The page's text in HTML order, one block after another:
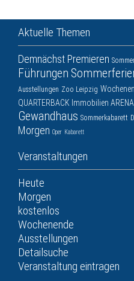
Aktuelle Themen
Demnächst Premieren
Führungen
Ausstellungen Zoo Leipzig
QUARTERBACK Immobilien ARENA
Gewandhaus Sommerkabarett
Morgen Oper Kabarett
Veranstaltungen
Heute
Morgen
kostenlos
Wochenende
Ausstellungen
Detailsuche
Veranstaltung eintragen